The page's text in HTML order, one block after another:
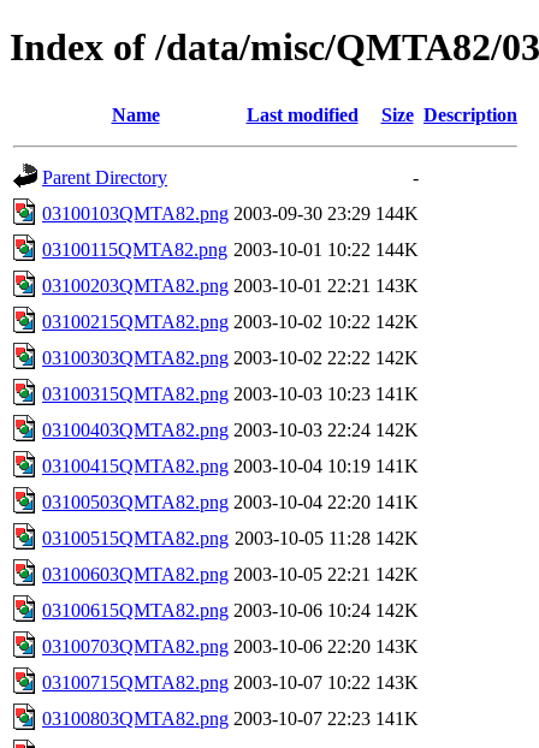
Index of /data/misc/QMTA82/
Name Last modified Size Description
Parent Directory
-
03100103QMTA82.png 2003-09-30 23:29 144K
03100115QMTA82.png 2003-10-01 10:22 144K
03100203QMTA82.png 2003-10-01 22:21 143K
03100215QMTA82.png 2003-10-02 10:22 142K
03100303QMTA82.png 2003-10-02 22:22 142K
03100315QMTA82.png 2003-10-03 10:23 141K
03100403QMTA82.png 2003-10-03 22:24 142K
03100415QMTA82.png 2003-10-04 10:19 141K
03100503QMTA82.png 2003-10-04 22:20 141K
03100515QMTA82.png 2003-10-05 11:28 142K
03100603QMTA82.png 2003-10-05 22:21 142K
03100615QMTA82.png 2003-10-06 10:24 142K
03100703QMTA82.png 2003-10-06 22:20 143K
03100715QMTA82.png 2003-10-07 10:22 143K
03100803QMTA82.png 2003-10-07 22:23 141K